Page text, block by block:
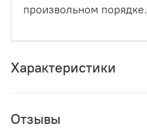
произвольном порядке.
Характеристики
Отзывы